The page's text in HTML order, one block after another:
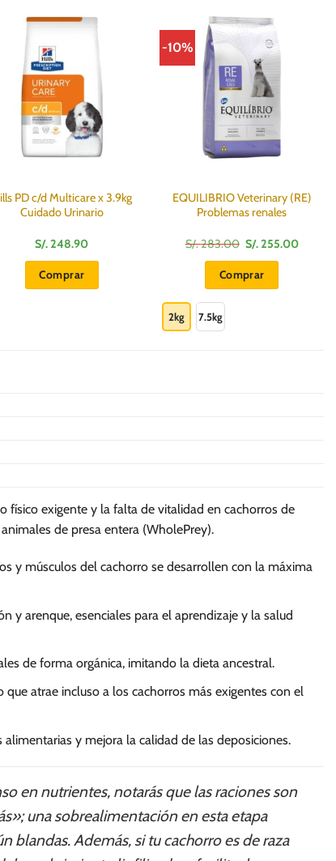
PD c/d Multicare x 3.9kg
Cuidado Urinario
S/.248.90
Comprar
-10%
EQUILIBRIO Veterinary (RE)
Problemas renales
S/.283.00 El
precio
original
era:
S/.
S/.255.00El
Comprar
la
2kg 7.5kg
exigente y la falta de vitalidad en cachorros de
de presa entera (WholePrey).
y músculos del cachorro se desarrollen con la máxima
y arenque, esenciales para el aprendizaje y la salud
de forma orgánica, imitando la dieta ancestral.
atrae incluso a los cachorros más exigentes con el
y mejora la calidad de las deposiciones.
en nutrientes, notarás que las raciones son
una sobrealimentación en esta etapa
blandas. Además, si tu cachorro es de raza